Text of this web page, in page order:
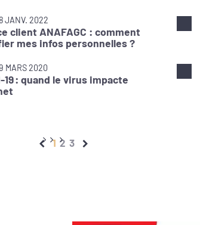
JANV. 2022
client ANAFAGC : comment
mes infos personnelles ?
MARS 2020
19 : quand le virus impacte
1 2 3